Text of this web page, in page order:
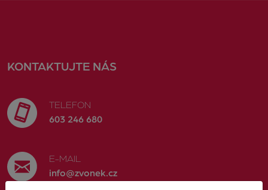
KONTAKTUJTE NÁS
TELEFON
603 246 680
E-MAIL
info@zvonek.cz